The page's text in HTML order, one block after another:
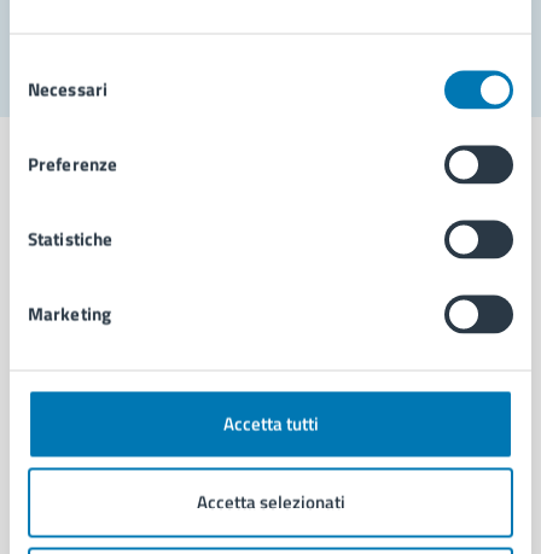
delNecessari
Preferenze
Statistiche
Marketing
Accetta tutti
Accetta selezionati
Comune di Napoli
AMMINISTRAZIONE
Organi di governo
Enti e fondazioni
Personale amministrativo